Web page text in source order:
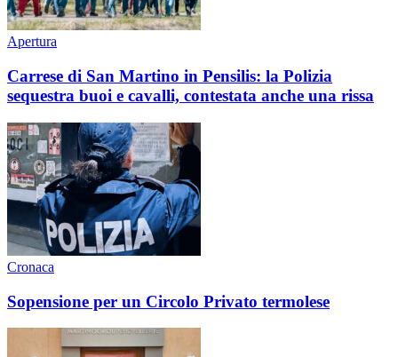
Apertura
Carrese di San Martino in Pensilis: la Polizia
sequestra buoi e cavalli, contestata anche una rissa
Cronaca
Sopensione per un Circolo Privato termolese